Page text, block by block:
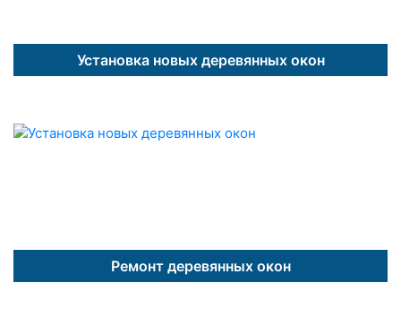
Установка новых деревянных окон
Ремонт деревянных окон